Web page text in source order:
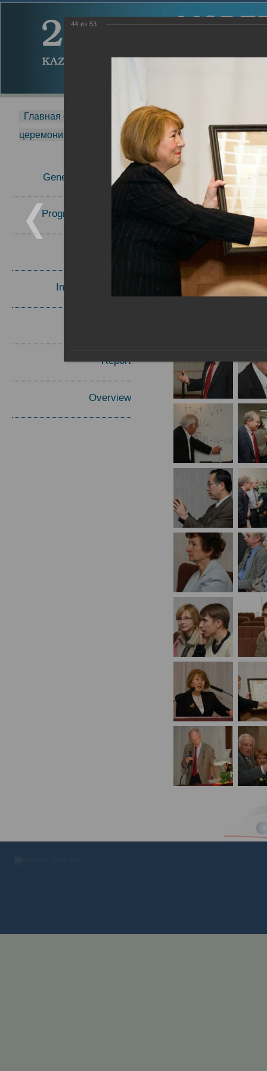
Главная страница MDMR - 2014
церемонии вручения премии Zavoisky Award - 2006 г.
General Information
Program Committee
Topics
Invited Speakers
Report
Overview
Report
2006 г.
44 из 53